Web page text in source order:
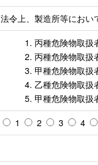
法令上、製造所等におい
1. 丙種危険物取扱
2. 丙種危険物取扱
3. 甲種危険物取扱
4. 乙種危険物取扱
5. 甲種危険物取扱
1 2 3 4